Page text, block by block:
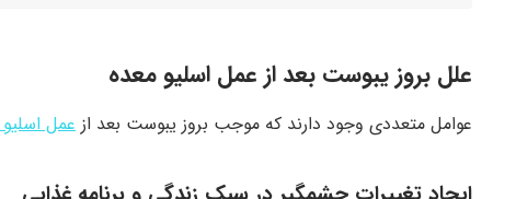
علل بروز یبوست بعد از عمل اسلیو معده
عوامل متعددی وجود دارند که موجب بروز یبوست بعد ازعمل